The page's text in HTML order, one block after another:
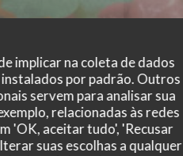
implicar na coleta de dados
por padrão. Outros
servem para analisar sua
relacionadas às redes
'OK, aceitar tudo', 'Recusar
suas escolhas a qualquer